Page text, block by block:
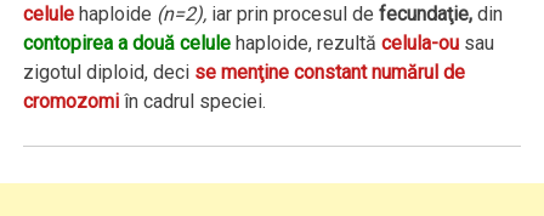
celule haploide (n=2), iar prin procesul defecundaţie, din
contopirea a două celule haploide, rezultăcelula-ou sau
zigotul diploid, deci se menţine constant numărul de
cromozomi în cadrul speciei.